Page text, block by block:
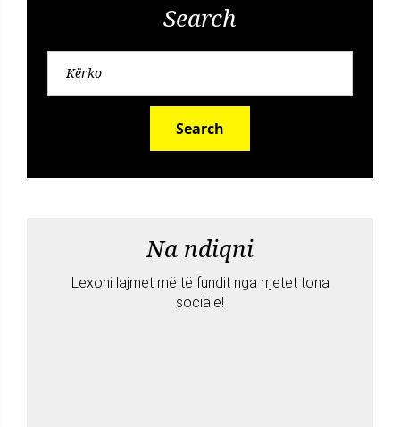
Search
Search
Na ndiqni
Lexoni lajmet më të fundit nga rrjetet tona
sociale!